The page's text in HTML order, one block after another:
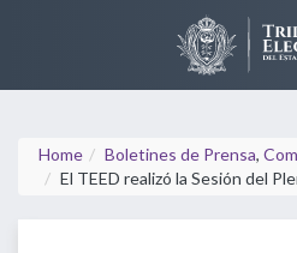
Home Boletines de Prensa,
El TEED realizó la Sesión del